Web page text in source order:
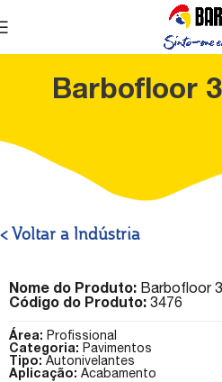
Barbofloor
< Voltar a Indústria
Nome do Produto: Barbofloor
Código do Produto: 3476
Área: Profissional
Categoria: Pavimentos
Tipo: Autonivelantes
Aplicação: Acabamento